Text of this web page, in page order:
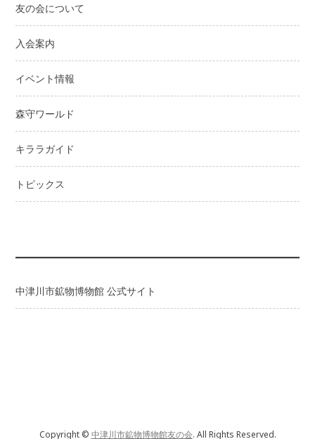
シ
ョ
ン
友の会について
入会案内
イベント情報
森守ワールド
キララガイド
トピックス
中津川市鉱物博物館 公式サイト
Copyright © 中津川市鉱物博物館友の会. All Rights Reserved.